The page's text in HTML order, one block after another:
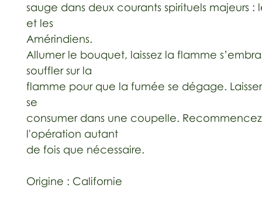
sauge dans deux courants spirituels majeurs :
et les
Amérindiens.
Allumer le bouquet, laissez la flamme
souffler sur la
flamme pour que la fumée se dégage.
se
consumer dans une coupelle. Recommencez
l'opération autant
de fois que nécessaire.
Origine : Californie